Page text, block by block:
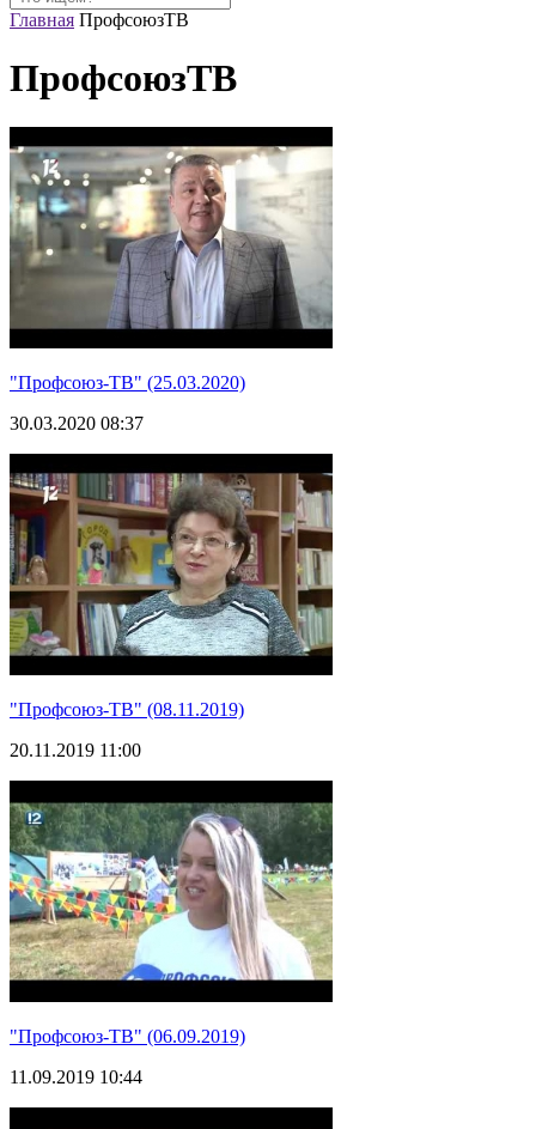
Главная ПрофсоюзТВ
ПрофсоюзТВ
"Профсоюз-ТВ" (25.03.2020)
30.03.2020 08:37
"Профсоюз-ТВ" (08.11.2019)
20.11.2019 11:00
"Профсоюз-ТВ" (06.09.2019)
11.09.2019 10:44